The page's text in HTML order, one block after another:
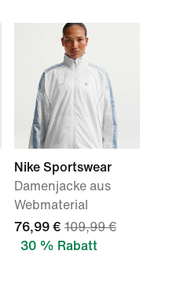
Nike Sportswear
Damenjacke aus
Webmaterial
76,99 € 109,99 €
30 % Rabatt